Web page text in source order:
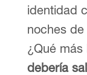
identidad
noches de
¿Qué
debería